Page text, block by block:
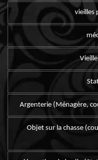
vieilles
Argenterie (Ménagère,
Objet sur la chasse